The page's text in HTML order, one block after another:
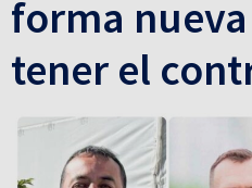
forma
tener el